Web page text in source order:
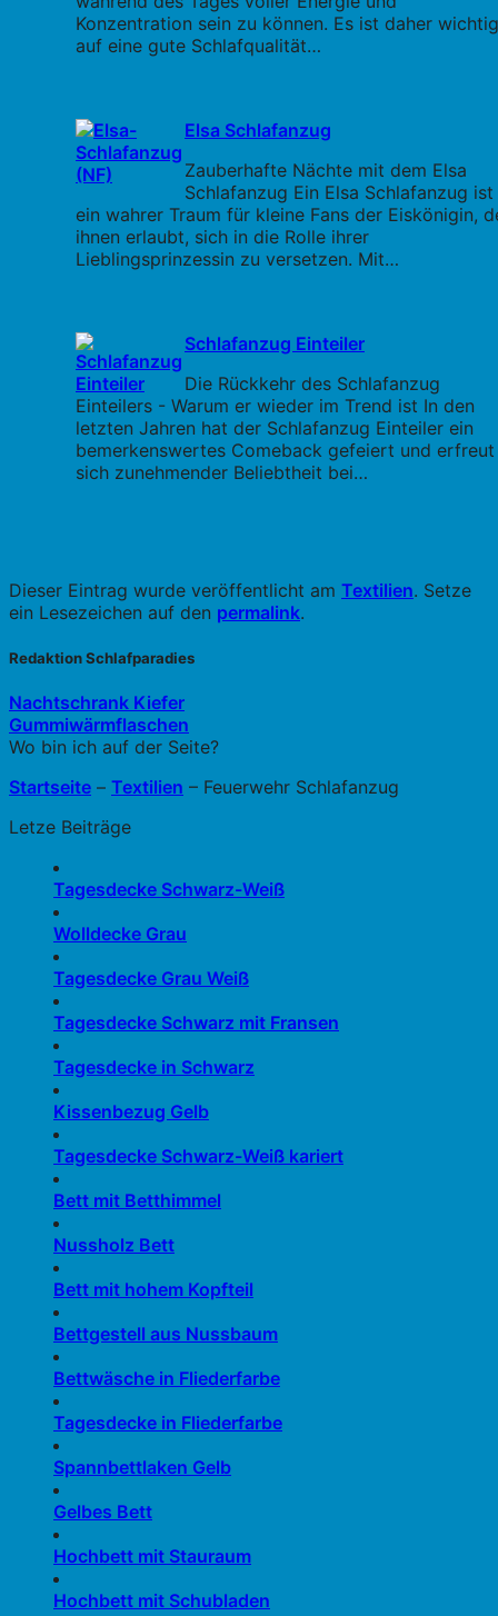
Konzentration sein zu können. Es ist daher
auf eine gute Schlafqualität…
Elsa Schlafanzug
Zauberhafte Nächte mit dem Elsa
Schlafanzug Ein Elsa Schlafanzug ist
ein wahrer Traum für kleine Fans der Eiskönigin,
ihnen erlaubt, sich in die Rolle ihrer
Lieblingsprinzessin zu versetzen. Mit…
Schlafanzug Einteiler
Die Rückkehr des Schlafanzug
Einteilers - Warum er wieder im Trend ist In den
letzten Jahren hat der Schlafanzug Einteiler ein
bemerkenswertes Comeback gefeiert und erfreut
sich zunehmender Beliebtheit bei…
Dieser Eintrag wurde veröffentlicht am Textilien. Setze
ein Lesezeichen auf den permalink.
Redaktion Schlafparadies
Nachtschrank Kiefer
Gummiwärmflaschen
Wo bin ich auf der Seite?
Startseite – Textilien – Feuerwehr Schlafanzug
Letze Beiträge
Tagesdecke Schwarz-Weiß
Wolldecke Grau
Tagesdecke Grau Weiß
Tagesdecke Schwarz mit Fransen
Tagesdecke in Schwarz
Kissenbezug Gelb
Tagesdecke Schwarz-Weiß kariert
Bett mit Betthimmel
Nussholz Bett
Bett mit hohem Kopfteil
Bettgestell aus Nussbaum
Bettwäsche in Fliederfarbe
Tagesdecke in Fliederfarbe
Spannbettlaken Gelb
Gelbes Bett
Hochbett mit Stauraum
Hochbett mit Schubladen